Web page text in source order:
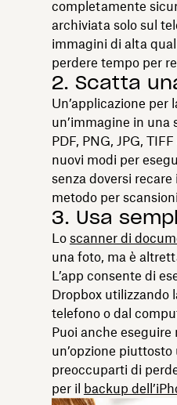
completamente
archiviata solo sul
immagini di alta
perdere tempo per
2. Scatta
Un’applicazione
un’immagine in una
PDF, PNG, JPG,
nuovi modi per
senza doversi
metodo per
3. Usa
Lo scanner di
una foto, ma è
L’app consente di
Dropbox utilizzando
telefono o dal
Puoi anche
un’opzione
preoccuparti di
per il backup